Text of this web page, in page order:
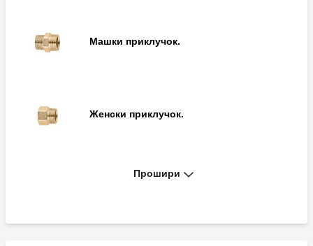
Машки приклучок.
Женски приклучок.
Прошири